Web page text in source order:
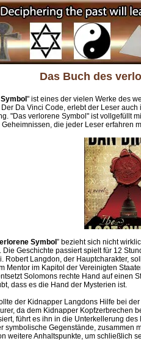
Das Buch des
" ist eines der vielen Werke des
Da Vinci Code, erlebt der Leser
"Das verlorene Symbol" ist vollgefüllt
die jeder Leser erfahren
Symbol ” bezieht sich nicht
Die Geschichte passiert spielt für 12
Robert Langdon, der Hauptcharakter,
Mentor im Kapitol der Vereinigten
Solomons rechte Hand auf einen
dass es die Hand der Mysterien ist.
der Kidnapper Langdons Hilfe bei
da dem Kidnapper Kopfzerbrechen
führt es ihn in die Unterkellerung
symbolische Gegenstände, zusammen
weitere Anhaltspunkte, um schließlich